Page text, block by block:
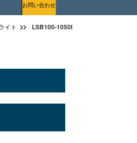
くためにお問い合わせ
イト LSB100-1050NCW-V1（高気密SB形